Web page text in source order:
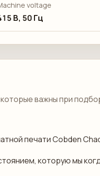
voltage
В, 50 Гц
важны при
печати Cobden
которую мы